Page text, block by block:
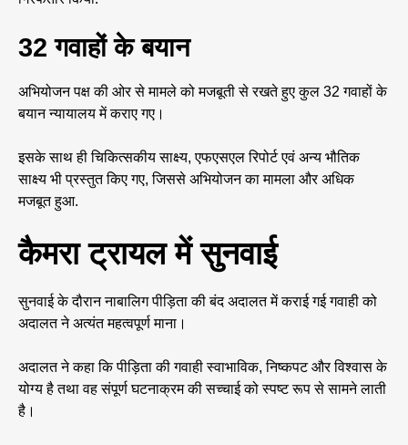
32 गवाहों के बयान
अभियोजन पक्ष की ओर से मामले को मजबूती से रखते हुए कुल 32 गवाहों के
बयान न्यायालय में कराए गए।
इसके साथ ही चिकित्सकीय साक्ष्य, एफएसएल रिपोर्ट एवं अन्य भौतिक
साक्ष्य भी प्रस्तुत किए गए, जिससे अभियोजन का मामला और अधिक
मजबूत हुआ.
कैमरा ट्रायल में सुनवाई
सुनवाई के दौरान नाबालिग पीड़िता की बंद अदालत में कराई गई गवाही को
अदालत ने अत्यंत महत्वपूर्ण माना।
अदालत ने कहा कि पीड़िता की गवाही स्वाभाविक, निष्कपट और विश्वास के
योग्य है तथा वह संपूर्ण घटनाक्रम की सच्चाई को स्पष्ट रूप से सामने लाती
है।